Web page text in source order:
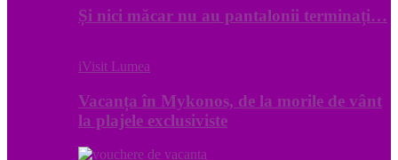
Și nici măcar nu au pantalonii terminați…
iVisit Lumea
Vacanța în Mykonos, de la morile de vânt
la plajele exclusiviste